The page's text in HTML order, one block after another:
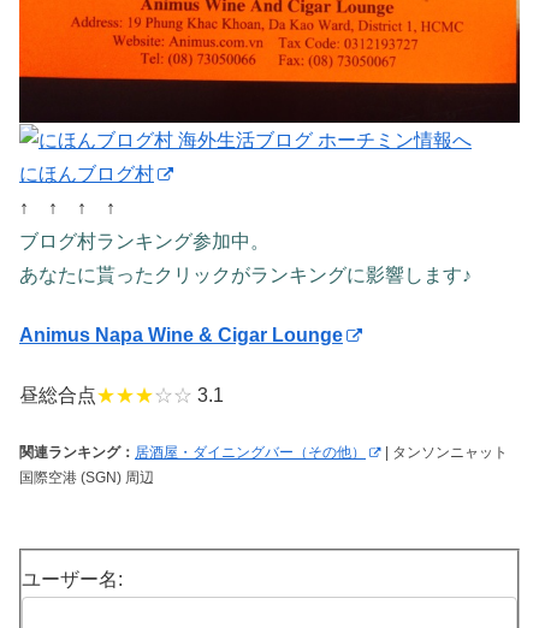
にほんブログ村
↑ ↑ ↑ ↑
ブログ村ランキング参加中。
あなたに貰ったクリックがランキングに影響します♪
Animus Napa Wine & Cigar Lounge
昼総合点★★★☆☆ 3.1
関連ランキング： 居酒屋・ダイニングバー（その他）
| タンソンニャット
国際空港 (SGN) 周辺
ユーザー名: